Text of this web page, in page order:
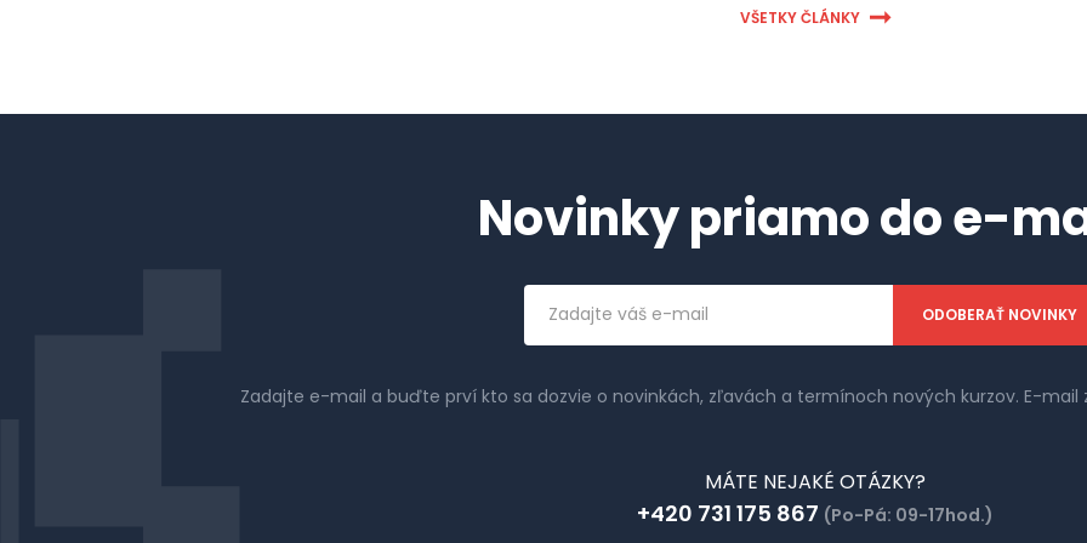
VŠETKY ČLÁNKY
Novinky priamo do e-
Emailová
adresa
Zadajte e-mail a buďte prví kto sa dozvie o novinkách, zľavách a termínoch nových kurzov. E-
MÁTE NEJAKÉ OTÁZKY?
+420 731 175 867 (Po-Pá: 09-17hod.)